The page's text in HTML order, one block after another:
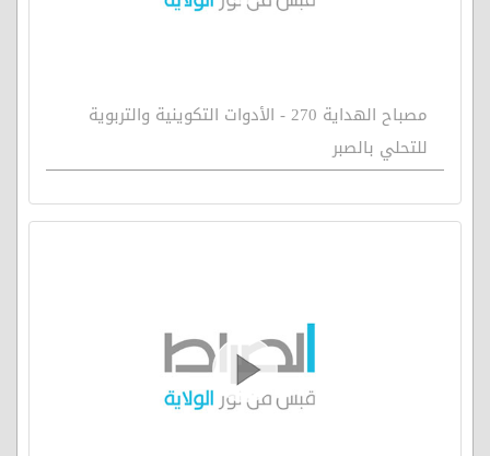
مصباح الهداية 270 - الأدوات التكوينية والتربوية
للتحلي بالصبر